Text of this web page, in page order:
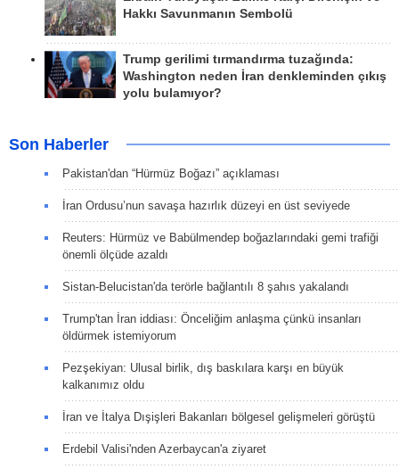
Hakkı Savunmanın Sembolü
Trump gerilimi tırmandırma tuzağında:
Washington neden İran denkleminden çıkış
yolu bulamıyor?
Son Haberler
Pakistan'dan “Hürmüz Boğazı” açıklaması
İran Ordusu’nun savaşa hazırlık düzeyi en üst seviyede
Reuters: Hürmüz ve Babülmendep boğazlarındaki gemi trafiği
önemli ölçüde azaldı
Sistan-Belucistan'da terörle bağlantılı 8 şahıs yakalandı
Trump'tan İran iddiası: Önceliğim anlaşma çünkü insanları
öldürmek istemiyorum
Pezşekiyan: Ulusal birlik, dış baskılara karşı en büyük
kalkanımız oldu
İran ve İtalya Dışişleri Bakanları bölgesel gelişmeleri görüştü
Erdebil Valisi'nden Azerbaycan'a ziyaret